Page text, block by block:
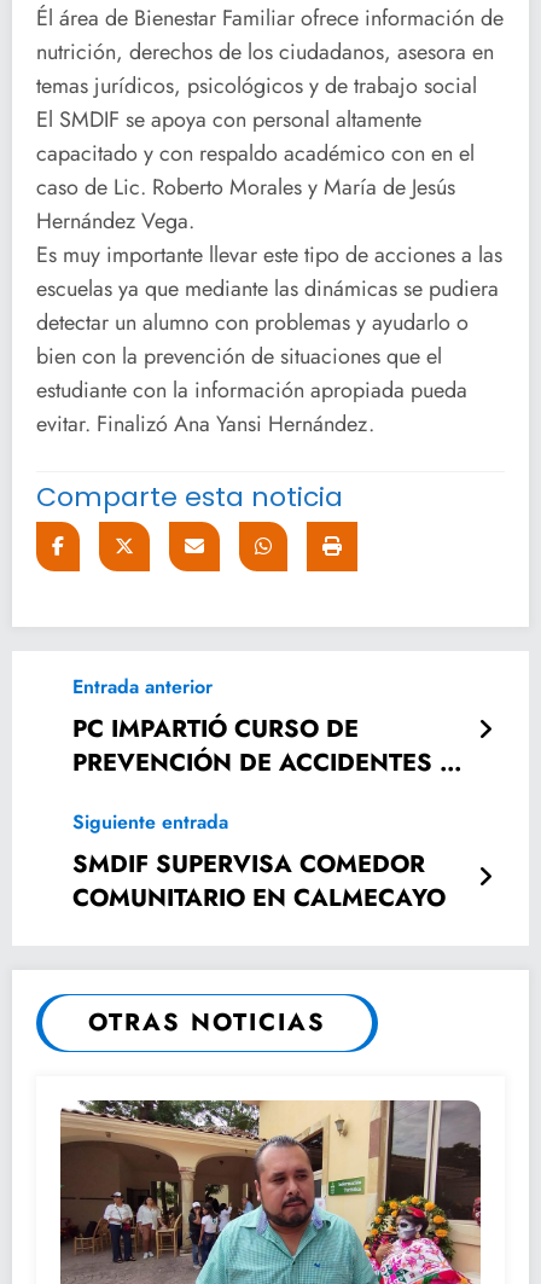
Él área de Bienestar Familiar ofrece información de
nutrición, derechos de los ciudadanos, asesora en
temas jurídicos, psicológicos y de trabajo social
El SMDIF se apoya con personal altamente
capacitado y con respaldo académico con en el
caso de Lic. Roberto Morales y María de Jesús
Hernández Vega.
Es muy importante llevar este tipo de acciones a las
escuelas ya que mediante las dinámicas se pudiera
detectar un alumno con problemas y ayudarlo o
bien con la prevención de situaciones que el
estudiante con la información apropiada pueda
evitar. Finalizó Ana Yansi Hernández.
Comparte esta noticia
Entrada anterior
PC IMPARTIÓ CURSO DE
PREVENCIÓN DE ACCIDENTES A
Siguiente entrada
SMDIF SUPERVISA COMEDOR
COMUNITARIO EN CALMECAYO
OTRAS NOTICIAS